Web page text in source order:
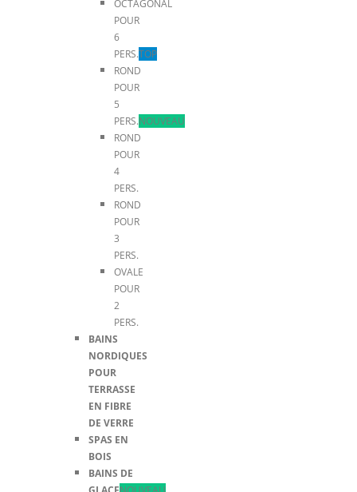
OCTAGONAL
POUR
6
PERS.TOP
ROND
POUR
5
PERS.NOUVEAU
ROND
POUR
4
PERS.
ROND
POUR
3
PERS.
OVALE
POUR
2
PERS.
BAINS
NORDIQUES
POUR
TERRASSE
EN FIBRE
DE VERRE
SPAS EN
BOIS
BAINS DE